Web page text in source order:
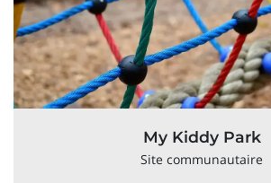
My Kiddy Park
Site communautaire